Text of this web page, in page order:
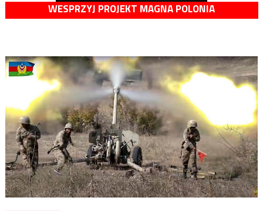
WESPRZYJ PROJEKT MAGNA POLONIA